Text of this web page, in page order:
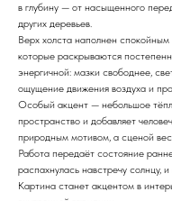
в глубину — от насыщенного
других деревьев.
Верх холста наполнен
которые раскрываются
энергичной: мазки свободнее,
ощущение движения воздуха и
Особый акцент — небольшое
пространство и добавляет
природным мотивом, а сценой
Работа передаёт состояние
распахнулась навстречу солнцу,
Картина станет акцентом в